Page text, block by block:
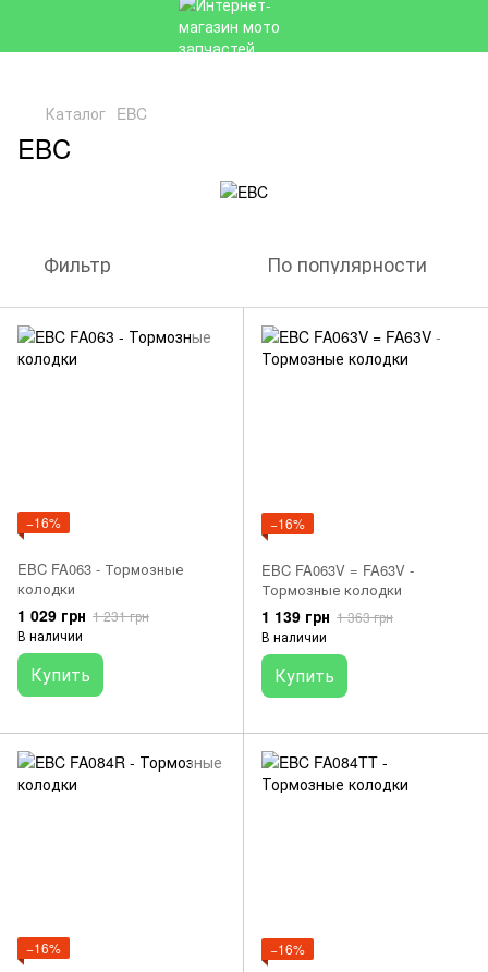
Каталог EBC
EBC
Фильтр По популярности
−16%
EBC FA063 - Тормозные
колодки
1 029 грн 1 231 грн
В наличии
Купить
−16%
EBC FA063V = FA63V -
Тормозные колодки
1 139 грн 1 363 грн
В наличии
Купить
−16% −16%